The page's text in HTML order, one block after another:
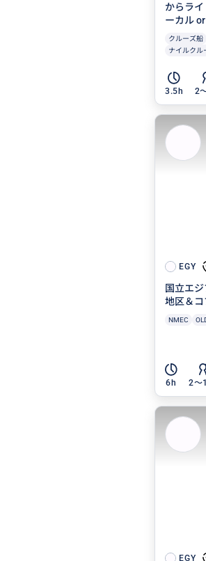
からラ
ーカル
クルーズ船
ナイルクル
3.5h 2
EGY
国立エ
地区＆コ
NMEC
6h 2〜
EGY